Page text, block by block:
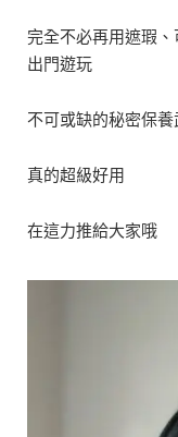
完全不必再用遮瑕
出門遊玩
不可或缺的秘密保養
真的超級好用
在這力推給大家哦